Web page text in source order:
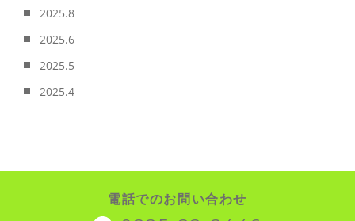
2025.8
2025.6
2025.5
2025.4
電話でのお問い合わせ